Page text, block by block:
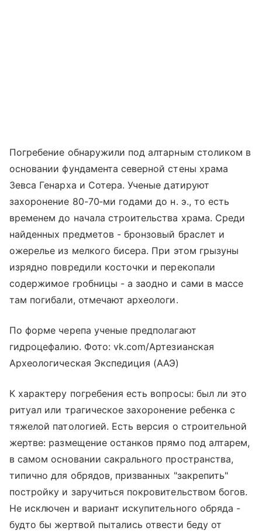
Погребение обнаружили под алтарным столиком в
основании фундамента северной стены храма
Зевса Генарха и Сотера. Ученые датируют
захоронение 80-70‑ми годами до н. э., то есть
временем до начала строительства храма. Среди
найденных предметов - бронзовый браслет и
ожерелье из мелкого бисера. При этом грызуны
изрядно повредили косточки и перекопали
содержимое гробницы - а заодно и сами в массе
там погибали, отмечают археологи.
По форме черепа ученые предполагают
гидроцефалию. Фото: vk.com/Артезианская
Археологическая Экспедиция (ААЭ)
К характеру погребения есть вопросы: был ли это
ритуал или трагическое захоронение ребенка с
тяжелой патологией. Есть версия о строительной
жертве: размещение останков прямо под алтарем,
в самом основании сакрального пространства,
типично для обрядов, призванных "закрепить"
постройку и заручиться покровительством богов.
Не исключен и вариант искупительного обряда -
будто бы жертвой пытались отвести беду от